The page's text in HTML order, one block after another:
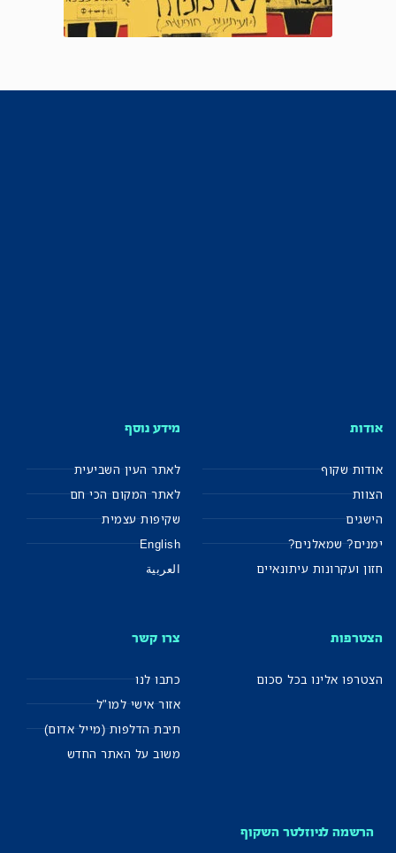
אודות
אודות שקוף
הצוות
הישגים
ימנים? שמאלנים?
חזון ועקרונות עיתונאיים
מידע נוסף
לאתר העין השביעית
לאתר המקום הכי חם
שקיפות עצמית
English
العربية
הצטרפות
הצטרפו אלינו בכל סכום
צרו קשר
כתבו לנו
אזור אישי למו"ל
תיבת הדלפות (מייל אדום)
משוב על האתר החדש
הרשמה לניוזלטר השקוף